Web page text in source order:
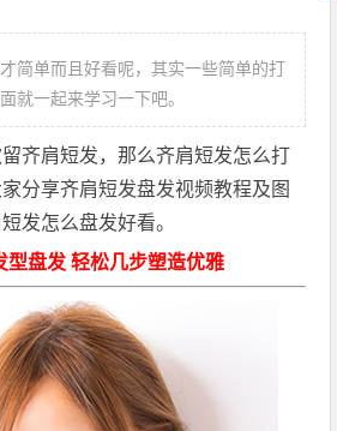
简单而且好看呢，其实一些简单的打
就一起来学习一下吧。
齐肩短发，那么齐肩短发怎么打
分享齐肩短发盘发视频教程及图
发怎么盘发好看。
型盘发 轻松几步塑造优雅